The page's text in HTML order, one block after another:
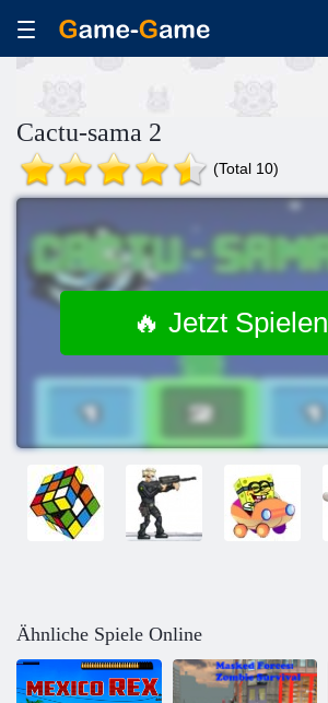
Cactu-sama 2
(Total 10)
🔥 Jetzt Spielen
Ähnliche Spiele Online